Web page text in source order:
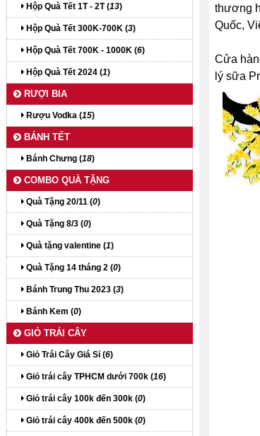
thương
Quốc,
Cửa
lý sữa
Hộp Quà Tết 1T - 2T (13)
Hộp Quà Tết 300K-700K (3)
Hộp Quà Tết 700K - 1000K (6)
Hộp Quà Tết 2024 (1)
RƯỢI BIA
Rượu Vodka (15)
BÁNH TẾT
Bánh Chưng (18)
COMBO QUÀ TẶNG
Quà Tặng 20/11 (0)
Quà Tặng 8/3 (0)
Quà tặng valentine (1)
Quà Tặng 14 tháng 2 (0)
Bánh Trung Thu 2023 (3)
Bánh Kem (0)
GIỎ TRÁI CÂY
Giỏ Trái Cây Giá Sỉ (6)
Giỏ trái cây TPHCM dưới 700k (16)
Giỏ trái cây 100k đến 300k (0)
Giỏ trái cây 400k đến 500k (0)